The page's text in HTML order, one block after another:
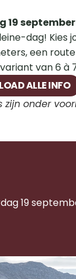
19 september
dag! Kies
een
van 6 à
ALLE INFO
zijn onder
19